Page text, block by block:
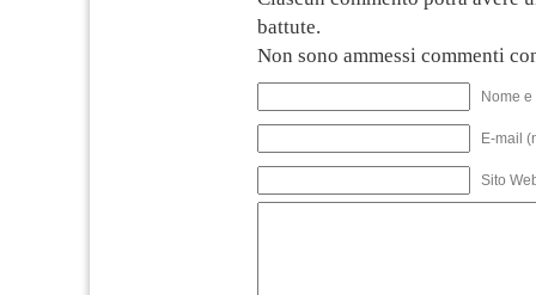
battute.
Non sono ammessi commenti
Nome
E-mail
Sito